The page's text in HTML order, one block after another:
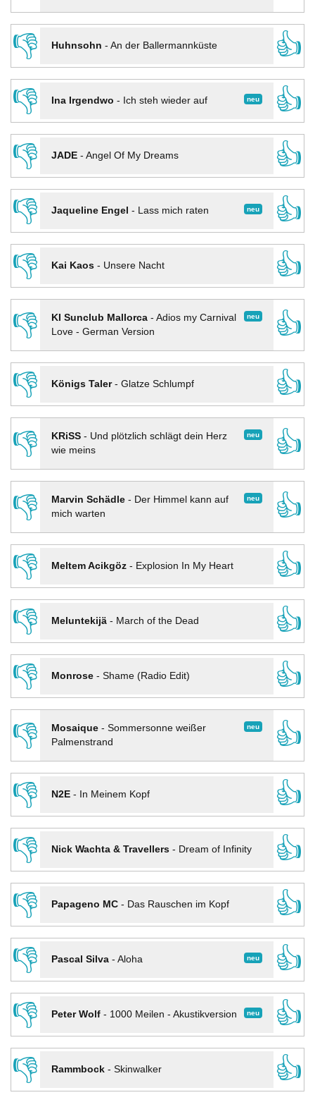
👎
Huhnsohn - An der Ballermannküste
👍
👎
neu
Ina Irgendwo - Ich steh wieder auf
👍
👎
JADE- Angel Of My Dreams
👍
👎
neu
Jaqueline Engel - Lass mich raten
👍
👎
Kai Kaos- Unsere Nacht
👍
👎
neu
KI Sunclub Mallorca- Adios my Carnival
Love - German Version
👍
👎
Königs Taler- Glatze Schlumpf
👍
👎
neu
KRiSS- Und plötzlich schlägt dein Herz
wie meins
👍
👎 neu
Marvin Schädle- Der Himmel kann auf
mich warten
👍
👎
Meltem Acikgöz- Explosion In My Heart
👍
👎
Meluntekijä- March of the Dead
👍
👎
Monrose- Shame (Radio Edit)
👍
👎
neu
Mosaique- Sommersonne weißer
Palmenstrand
👍
👎
N2E- In Meinem Kopf
👍
👎
Nick Wachta & Travellers- Dream of Infinity
👍
👎
Papageno MC- Das Rauschen im Kopf
👍
👎
neu
Pascal Silva- Aloha
👍
👎
neu
Peter Wolf- 1000 Meilen - Akustikversion
👍
👎
Rammbock- Skinwalker
👍